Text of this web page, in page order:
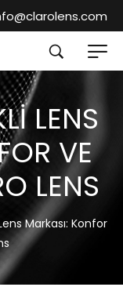
LENS
VE
LENS
Markası: Konfor